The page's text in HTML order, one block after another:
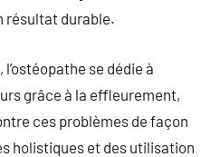
résultat durable.
se dédie à
grâce à la effleurement,
ces problèmes de façon
holistiques et des utilisation